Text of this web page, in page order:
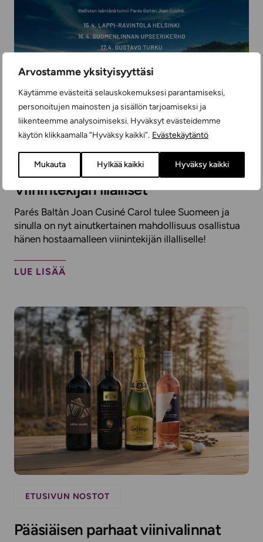
Arvostamme yksityisyyttäsi
Käytämme evästeitä selauskokemuksesi parantamiseksi,
personoitujen mainosten ja sisällön tarjoamiseksi ja
liikenteemme analysoimiseksi. Hyväksyt evästeidemme
käytön klikkaamalla ”Hyväksy kaikki”. Evästekäytäntö
Mukauta Hylkää kaikki Hyväksy kaikki
ETUSIVUN NOSTOT
Viinintekijän illalliset
Parés Baltàn Joan Cusiné Carol tulee Suomeen ja
sinulla on nyt ainutkertainen mahdollisuus osallistua
hänen hostaamalleen viinintekijän illalliselle!​
LUE LISÄÄ
ETUSIVUN NOSTOT
Pääsiäisen parhaat viinivalinnat